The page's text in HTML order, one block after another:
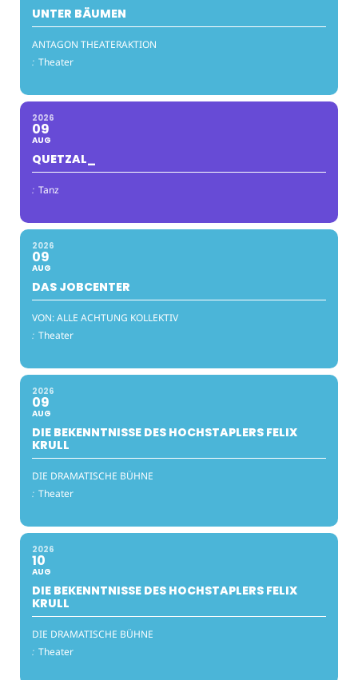
UNTER BÄUMEN
ANTAGON THEATERAKTION
: Theater
2026
09
AUG
QUETZAL_
: Tanz
2026
09
AUG
DAS JOBCENTER
VON: ALLE ACHTUNG KOLLEKTIV
: Theater
2026
09
AUG
DIE BEKENNTNISSE DES HOCHSTAPLERS FELIX
KRULL
DIE DRAMATISCHE BÜHNE
: Theater
2026
10
AUG
DIE BEKENNTNISSE DES HOCHSTAPLERS FELIX
KRULL
DIE DRAMATISCHE BÜHNE
: Theater